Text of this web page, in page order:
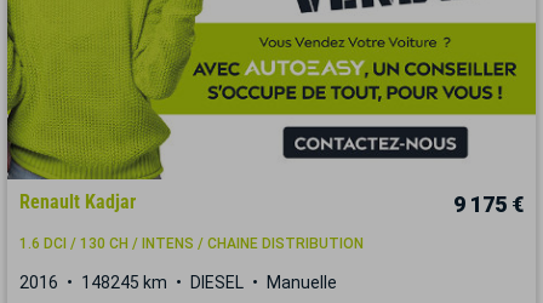
Renault Kadjar 9 175 €
1.6 DCI / 130 CH / INTENS / CHAINE DISTRIBUTION
2016 148245 km DIESEL Manuelle